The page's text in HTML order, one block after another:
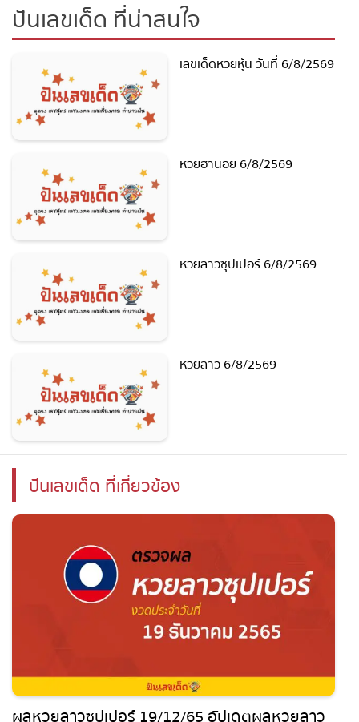
ปันเลขเด็ด ที่น่าสนใจ
เลขเด็ดหวยหุ้น วันที่ 6/8/2569
หวยฮานอย 6/8/2569
หวยลาวซุปเปอร์ 6/8/2569
หวยลาว 6/8/2569
ปันเลขเด็ด ที่เกี่ยวข้อง
ผลหวยลาวซุปเปอร์ 19/12/65 อัปเดตผลหวยลาว